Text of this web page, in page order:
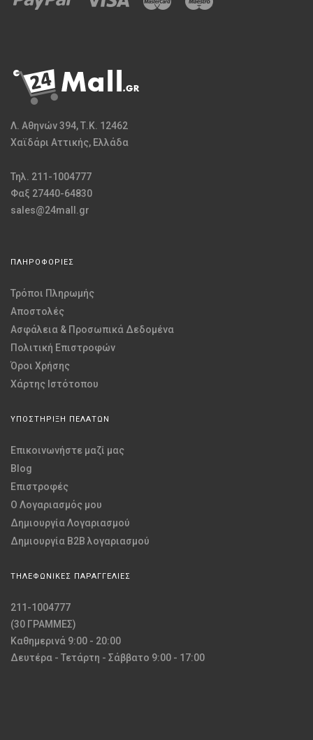
Λ. Αθηνών 394, Τ.Κ. 12462
Χαϊδάρι Αττικής, Ελλάδα
Τηλ. 211-1004777
Φαξ 27440-64830
sales@24mall.gr
ΠΛΗΡΟΦΟΡΙΕΣ
Τρόποι Πληρωμής
Αποστολές
Ασφάλεια & Προσωπικά Δεδομένα
Πολιτική Επιστροφών
Όροι Χρήσης
Χάρτης Ιστότοπου
ΥΠΟΣΤΗΡΙΞΗ ΠΕΛΑΤΩΝ
Επικοινωνήστε μαζί μας
Blog
Επιστροφές
O Λογαριασμός μου
Δημιουργία Λογαριασμού
Δημιουργία B2B λογαριασμού
ΤΗΛΕΦΩΝΙΚΕΣ ΠΑΡΑΓΓΕΛΙΕΣ
211-1004777
(30 ΓΡΑΜΜΕΣ)
Καθημερινά 9:00 - 20:00
Δευτέρα - Τετάρτη - Σάββατο 9:00 - 17:00